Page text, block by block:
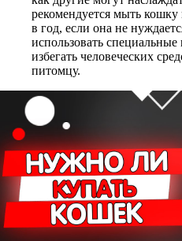
рекомендуется мыть кошку
в год, если она не
использовать
избегать человеческих
питомцу.